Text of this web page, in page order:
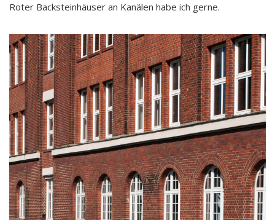
Roter Backsteinhäuser an Kanälen habe ich gerne.